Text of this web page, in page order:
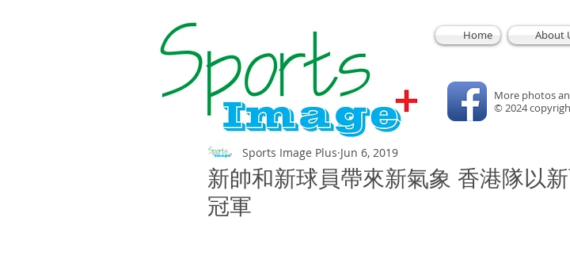
Home About
More photos
© 2024
新帥和新球員帶來新氣象 香港隊以
冠軍
Sports Image Plus Jun 6, 2019